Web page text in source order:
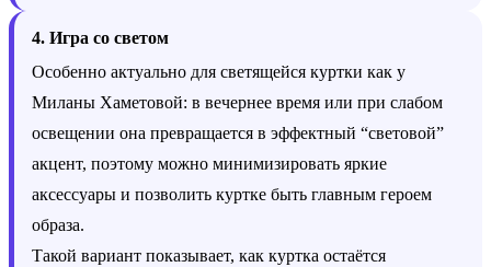
4. Игра со светом
Особенно актуально для светящейся куртки как у
Миланы Хаметовой: в вечернее время или при слабом
освещении она превращается в эффектный “световой”
акцент, поэтому можно минимизировать яркие
аксессуары и позволить куртке быть главным героем
образа.
Такой вариант показывает, как куртка остаётся